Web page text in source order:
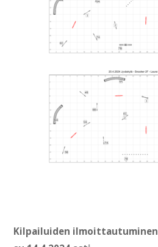
Kilpailuiden ilmoittautuminen